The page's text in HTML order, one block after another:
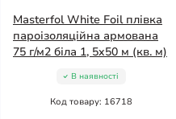
Masterfol White Foil плівка
пароізоляційна армована
75 г/м2 біла 1, 5x50 м (кв. м)
В наявності
Код товару: 16718